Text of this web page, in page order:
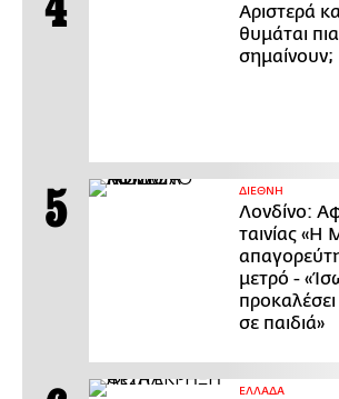
Αριστερά
θυμάται πια
σημαίνουν;
ΔΙΕΘΝΗ
Λονδίνο:
ταινίας «Η
μετρό -
σε παιδιά»
ΕΛΛΑΔΑ